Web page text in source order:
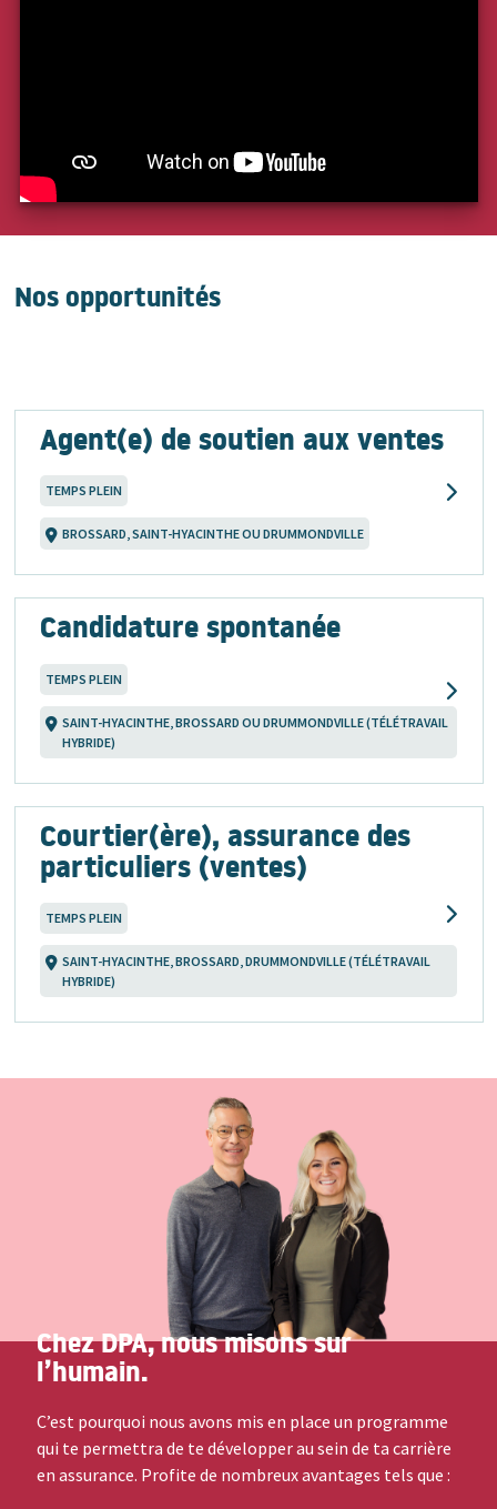
Nos opportunités
Agent(e) de soutien aux ventes
TEMPS PLEIN
BROSSARD, SAINT-HYACINTHE OU DRUMMONDVILLE
Candidature spontanée
TEMPS PLEIN
SAINT-HYACINTHE, BROSSARD OU DRUMMONDVILLE (TÉLÉTRAVAIL
HYBRIDE)
Courtier(ère), assurance des
particuliers (ventes)
TEMPS PLEIN
SAINT-HYACINTHE, BROSSARD, DRUMMONDVILLE (TÉLÉTRAVAIL
HYBRIDE)
Chez DPA, nous misons sur
l’humain.
C’est pourquoi nous avons mis en place un programme
qui te permettra de te développer au sein de ta carrière
en assurance. Profite de nombreux avantages tels que :